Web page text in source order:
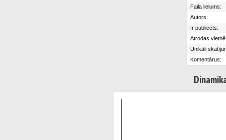
Faila lielums:
Autors:
Ir publicēts:
Atrodas
Unikāli
Komentārus: